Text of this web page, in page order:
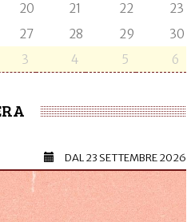
20 21 22
23
27 28 29
30
3 4 5 6
DAL23 SETTEMBRE 2026